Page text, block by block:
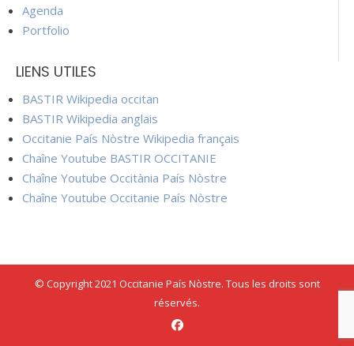
Agenda
Portfolio
LIENS UTILES
BASTIR Wikipedia occitan
BASTIR Wikipedia anglais
Occitanie País Nòstre Wikipedia français
Chaîne Youtube BASTIR OCCITANIE
Chaîne Youtube Occitània País Nòstre
Chaîne Youtube Occitanie País Nòstre
© Copyright 2021 Occitanie País Nòstre. Tous les droits sont
réservés.